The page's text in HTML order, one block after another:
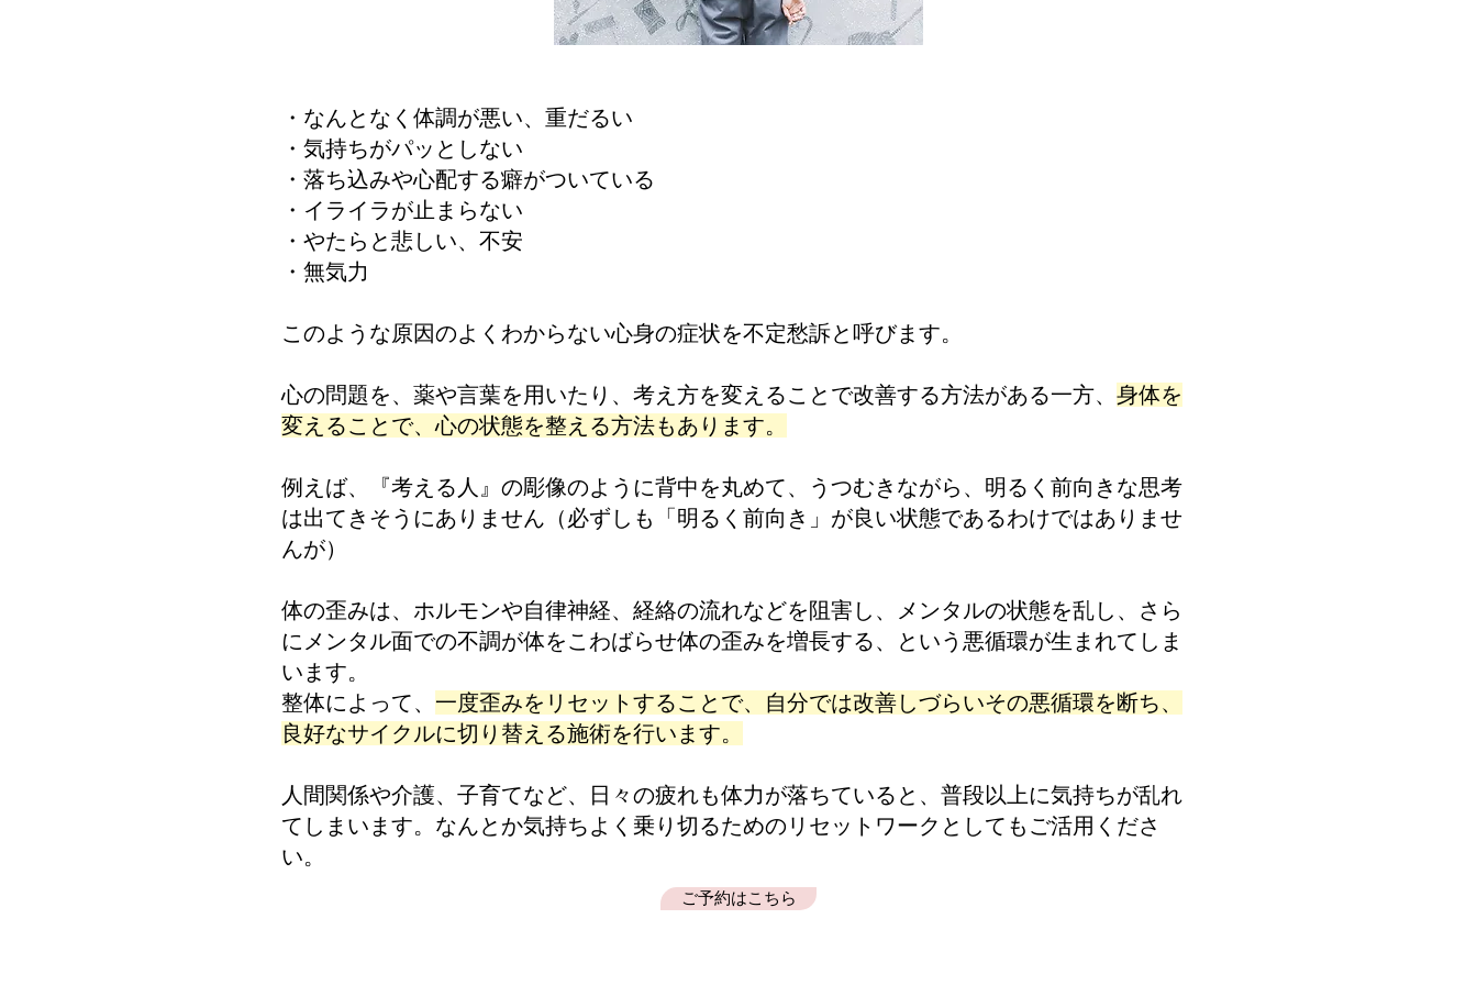
・なんとなく体調が悪い、重だるい
・気持ちがパッとしない
・落ち込みや心配する癖がついている
・イライラが止まらない
・やたらと悲しい、不安
・無気力
このような原因のよくわからない心身の症状を不定愁訴と呼びます。
心の問題を、薬や言葉を用いたり、考え方を変えることで改善する方法がある一方、 身体を
変えることで、心の状態を整える方法もあります。
例えば、『考える人』の彫像のように背中を丸めて、うつむきながら、明るく前向きな思考
は出てきそうにありません（必ずしも「明るく前向き」が良い状態であるわけではありませ
んが）
体の歪みは、ホルモンや自律神経、経絡の流れなどを阻害し、メンタルの状態を乱し、さら
にメンタル面での不調が体をこわばらせ体の歪みを増長する、という悪循環が生まれてしま
います。
整体によって、 一度歪みをリセットすることで、自分では改善しづらいその悪循環を断ち、
良好なサイクルに切り替える施術を行います。
人間関係や介護、子育てなど、日々の疲れも体力が落ちていると、普段以上に気持ちが乱れ
てしまいます。なんとか気持ちよく乗り切るためのリセットワークとしてもご活用くださ
い。
ご予約はこちら